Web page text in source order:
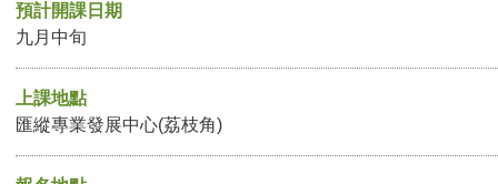
預計開課日期
九月中旬
上課地點
匯縱專業發展中心(荔枝角)